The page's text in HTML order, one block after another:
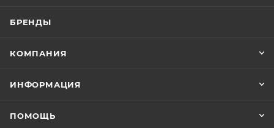
БРЕНДЫ
КОМПАНИЯ
ИНФОРМАЦИЯ
ПОМОЩЬ